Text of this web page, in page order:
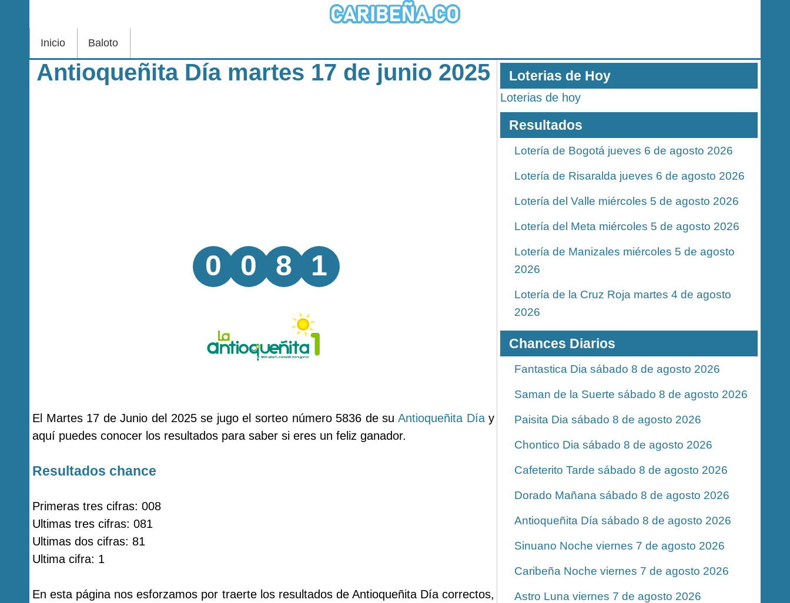
Inicio Baloto
Antioqueñita Día martes 17 de junio 2025
0 0 8 1
El Martes 17 de Junio del 2025 se jugo el sorteo número 5836 de su Antioqueñita Díay
aquí puedes conocer los resultados para saber si eres un feliz ganador.
Resultados chance
Primeras tres cifras: 008
Ultimas tres cifras: 081
Ultimas dos cifras: 81
Ultima cifra: 1
En esta página nos esforzamos por traerte los resultados de Antioqueñita Día correctos,
Loterias de Hoy
Loterias de hoy
Resultados
Lotería de Bogotá jueves 6 de agosto 2026
Lotería de Risaralda jueves 6 de agosto 2026
Lotería del Valle miércoles 5 de agosto 2026
Lotería del Meta miércoles 5 de agosto 2026
Lotería de Manizales miércoles 5 de agosto
2026
Lotería de la Cruz Roja martes 4 de agosto
2026
Chances Diarios
Fantastica Dia sábado 8 de agosto 2026
Saman de la Suerte sábado 8 de agosto 2026
Paisita Dia sábado 8 de agosto 2026
Chontico Dia sábado 8 de agosto 2026
Cafeterito Tarde sábado 8 de agosto 2026
Dorado Mañana sábado 8 de agosto 2026
Antioqueñita Día sábado 8 de agosto 2026
Sinuano Noche viernes 7 de agosto 2026
Caribeña Noche viernes 7 de agosto 2026
Astro Luna viernes 7 de agosto 2026